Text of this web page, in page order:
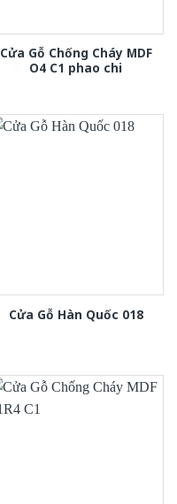
Cửa Gỗ Chống Cháy MDF
O4 C1 phao chi
Cửa Gỗ Hàn Quốc 018